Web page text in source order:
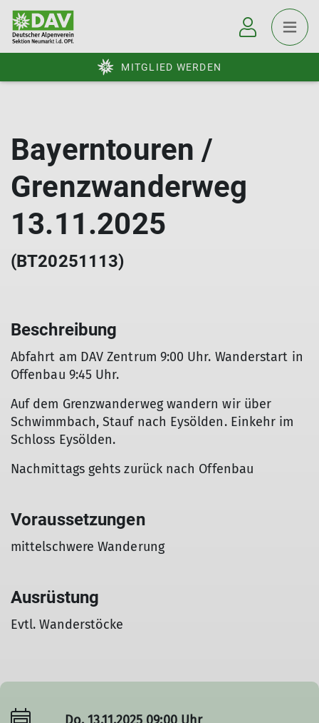
MITGLIED WERDEN
Bayerntouren /
Grenzwanderweg
13.11.2025
(BT20251113)
Beschreibung
Abfahrt am DAV Zentrum 9:00 Uhr. Wanderstart in
Offenbau 9:45 Uhr.
Auf dem Grenzwanderweg wandern wir über
Schwimmbach, Stauf nach Eysölden. Einkehr im
Schloss Eysölden.
Nachmittags gehts zurück nach Offenbau
Voraussetzungen
mittelschwere Wanderung
Ausrüstung
Evtl. Wanderstöcke
Do. 13.11.2025 09:00 Uhr